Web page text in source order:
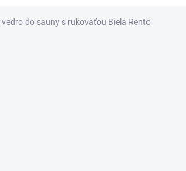
vedro do sauny s rukoväťou Biela Rento